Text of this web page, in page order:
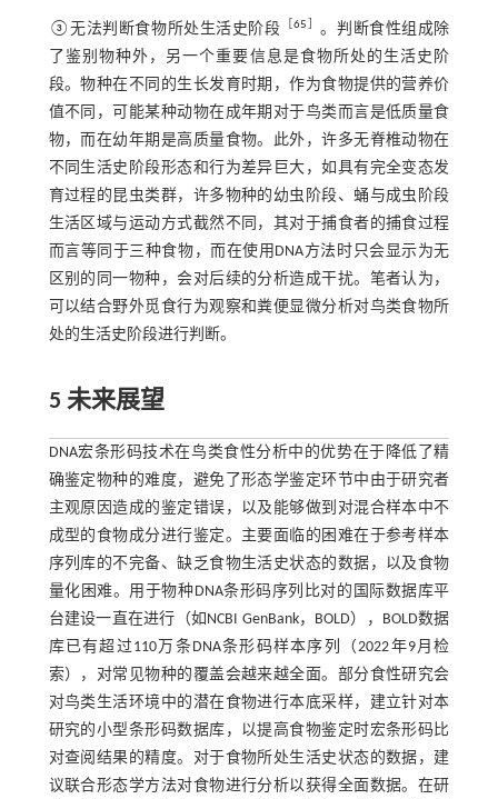
③无法判断食物所处生活史阶段 ［65
。判断食性组成除
了鉴别物种外，另一个重要信息是食物所处的生活史阶
段。物种在不同的生长发育时期，作为食物提供的营养价
值不同，可能某种动物在成年期对于鸟类而言是低质量食
物，而在幼年期是高质量食物。此外，许多无脊椎动物在
不同生活史阶段形态和行为差异巨大，如具有完全变态发
育过程的昆虫类群，许多物种的幼虫阶段、蛹与成虫阶段
生活区域与运动方式截然不同，其对于捕食者的捕食过程
而言等同于三种食物，而在使用DNA方法时只会显示为无
区别的同一物种，会对后续的分析造成干扰。笔者认为，
可以结合野外觅食行为观察和粪便显微分析对鸟类食物所
处的生活史阶段进行判断。
5 未来展望
DNA宏条形码技术在鸟类食性分析中的优势在于降低了精
确鉴定物种的难度，避免了形态学鉴定环节中由于研究者
主观原因造成的鉴定错误，以及能够做到对混合样本中不
成型的食物成分进行鉴定。主要面临的困难在于参考样本
序列库的不完备、缺乏食物生活史状态的数据，以及食物
量化困难。用于物种DNA条形码序列比对的国际数据库平
台建设一直在进行（如NCBI GenBank，BOLD），BOLD数据
库已有超过110万条DNA条形码样本序列（2022年9月检
索），对常见物种的覆盖会越来越全面。部分食性研究会
对鸟类生活环境中的潜在食物进行本底采样，建立针对本
研究的小型条形码数据库，以提高食物鉴定时宏条形码比
对查阅结果的精度。对于食物所处生活史状态的数据，建
议联合形态学方法对食物进行分析以获得全面数据。在研